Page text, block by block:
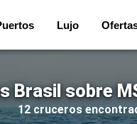
Lujo
Brasil sobre
12 cruceros